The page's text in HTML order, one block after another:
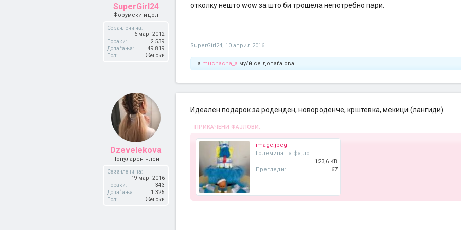
SuperGirl24
Форумски идол
Се зачлени на:
6 март 2012
Пораки:
2.539
Допаѓања:
49.819
Пол:
Женски
отколку нешто wow за што би трошела непотребно пари.
SuperGirl24, 10 април 2016
На muchacha_a му/ѝ се допаѓа ова.
Dzevelekova
Популарен член
Се зачлени на:
19 март 2016
Пораки:
343
Допаѓања:
1.325
Пол:
Женски
Идеален подарок за роденден, новороденче, крштевка, мекици (лангиди)
ПРИКАЧЕНИ ФАЈЛОВИ:
image.jpeg
Големина на фајлот:
123,6 KB
Прегледи:
67